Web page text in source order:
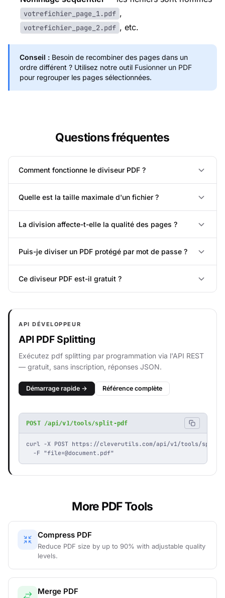
votrefichier_page_1.pdf ,
votrefichier_page_2.pdf , etc.
Conseil : Besoin de recombiner des pages dans un
ordre différent ? Utilisez notre outil Fusionner un PDF
pour regrouper les pages sélectionnées.
Questions fréquentes
Comment fonctionne le diviseur PDF ?
Quelle est la taille maximale d'un fichier ?
La division affecte-t-elle la qualité des pages ?
Puis-je diviser un PDF protégé par mot de passe ?
Ce diviseur PDF est-il gratuit ?
API DÉVELOPPEUR
API PDF Splitting
Exécutez pdf splitting par programmation via l'API REST
— gratuit, sans inscription, réponses JSON.
Démarrage rapide → Référence complète
POST /api/v1/tools/split-pdf
curl -X POST https://cleverutils.com/api/v1/tools/
  -F "
file=@document.pdf"
More PDF Tools
Compress PDF
Reduce PDF size by up to 90% with adjustable quality
levels.
Merge PDF